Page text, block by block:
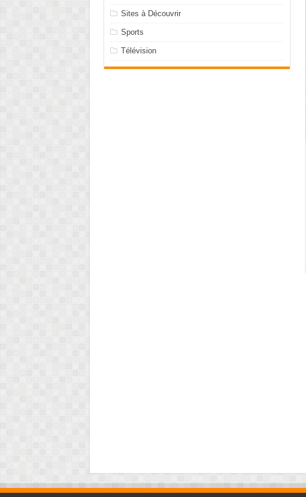
Sites à Découvrir
Sports
Télévision